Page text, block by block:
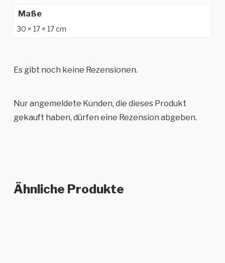
Maße
30 × 17 × 17 cm
Es gibt noch keine Rezensionen.
Nur angemeldete Kunden, die dieses Produkt
gekauft haben, dürfen eine Rezension abgeben.
Ähnliche Produkte